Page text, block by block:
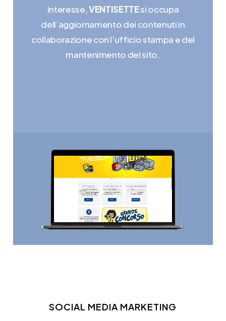
interesse,VENTISETTEsi occupa
dell’aggiornamento dei contenuti in
collaborazione con l’ufficio stampa e del
mantenimento del sito.
SOCIAL MEDIA MARKETING